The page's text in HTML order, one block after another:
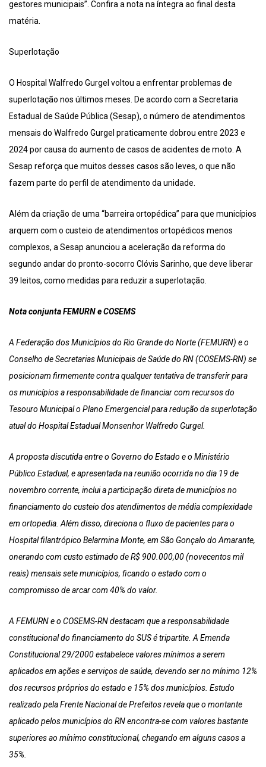
gestores municipais”. Confira a nota na íntegra ao final desta
matéria.
Superlotação
O Hospital Walfredo Gurgel voltou a enfrentar problemas de
superlotação nos últimos meses. De acordo com a Secretaria
Estadual de Saúde Pública (Sesap), o número de atendimentos
mensais do Walfredo Gurgel praticamente dobrou entre 2023 e
2024 por causa do aumento de casos de acidentes de moto. A
Sesap reforça que muitos desses casos são leves, o que não
fazem parte do perfil de atendimento da unidade.
Além da criação de uma “barreira ortopédica” para que municípios
arquem com o custeio de atendimentos ortopédicos menos
complexos, a Sesap anunciou a aceleração da reforma do
segundo andar do pronto-socorro Clóvis Sarinho, que deve liberar
39 leitos, como medidas para reduzir a superlotação.
Nota conjunta FEMURN e COSEMS
A Federação dos Municípios do Rio Grande do Norte (FEMURN) e o
Conselho de Secretarias Municipais de Saúde do RN (COSEMS-RN) se
posicionam firmemente contra qualquer tentativa de transferir para
os municípios a responsabilidade de financiar com recursos do
Tesouro Municipal o Plano Emergencial para redução da superlotação
atual do Hospital Estadual Monsenhor Walfredo Gurgel.
A proposta discutida entre o Governo do Estado e o Ministério
Público Estadual, e apresentada na reunião ocorrida no dia 19 de
novembro corrente, inclui a participação direta de municípios no
financiamento do custeio dos atendimentos de média complexidade
em ortopedia. Além disso, direciona o fluxo de pacientes para o
Hospital filantrópico Belarmina Monte, em São Gonçalo do Amarante,
onerando com custo estimado de R$ 900.000,00 (novecentos mil
reais) mensais sete municípios, ficando o estado com o
compromisso de arcar com 40% do valor.
A FEMURN e o COSEMS-RN destacam que a responsabilidade
constitucional do financiamento do SUS é tripartite. A Emenda
Constitucional 29/2000 estabelece valores mínimos a serem
aplicados em ações e serviços de saúde, devendo ser no mínimo 12%
dos recursos próprios do estado e 15% dos municípios. Estudo
realizado pela Frente Nacional de Prefeitos revela que o montante
aplicado pelos municípios do RN encontra-se com valores bastante
superiores ao mínimo constitucional, chegando em alguns casos a
35%.